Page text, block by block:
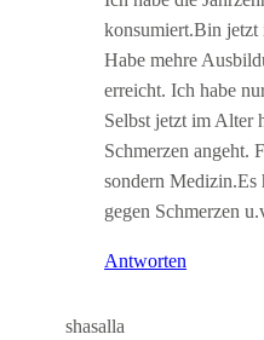
konsumiert.Bin jetzt
Habe mehre
erreicht. Ich habe
Selbst jetzt im Alter
Schmerzen angeht.
sondern
gegen Schmerzen
Antworten
shasalla